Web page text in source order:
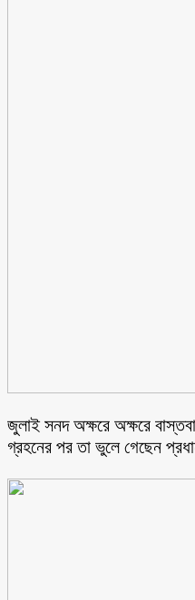
জুলাই সনদ অক্ষরে অক্ষরে
গ্রহনের পর তা ভুলে গেছেন